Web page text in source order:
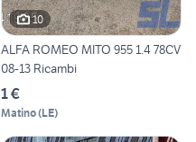
10
ALFA ROMEO MITO 955 1.4 78CV
08-13 Ricambi
1 €
Matino(LE)